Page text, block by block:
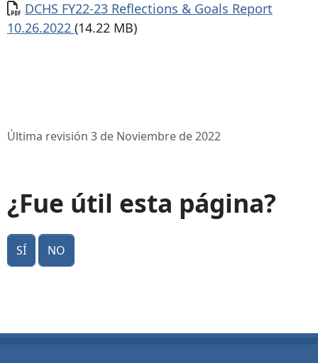
Documento
DCHS FY22-23 Reflections & Goals Report
10.26.2022 (14.22 MB)
Última revisión 3 de Noviembre de 2022
¿Fue útil esta página?
Sí No